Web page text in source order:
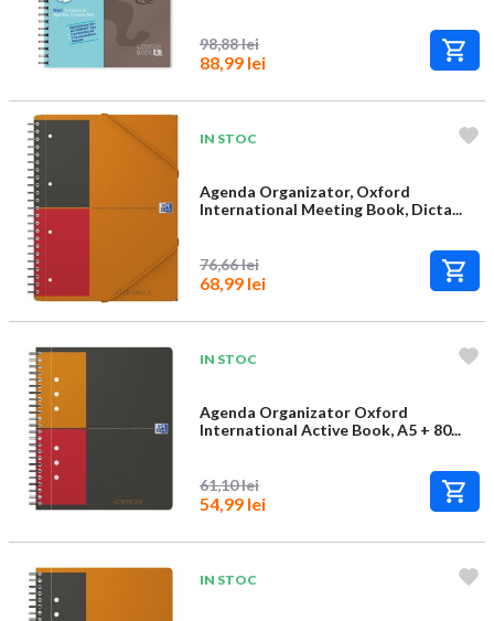
98,88 lei
88,99 lei
IN STOC
Agenda Organizator, Oxford
International Meeting Book, Dicta...
76,66 lei
68,99 lei
IN STOC
Agenda Organizator Oxford
International Active Book, A5 + 80...
61,10 lei
54,99 lei
IN STOC